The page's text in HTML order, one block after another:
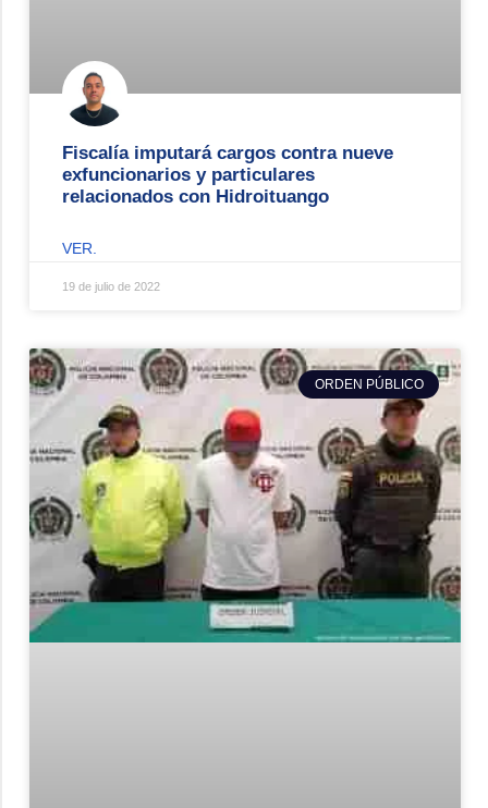
Fiscalía imputará cargos contra nueve
exfuncionarios y particulares
relacionados con Hidroituango
VER.
19 de julio de 2022
ORDEN PÚBLICO